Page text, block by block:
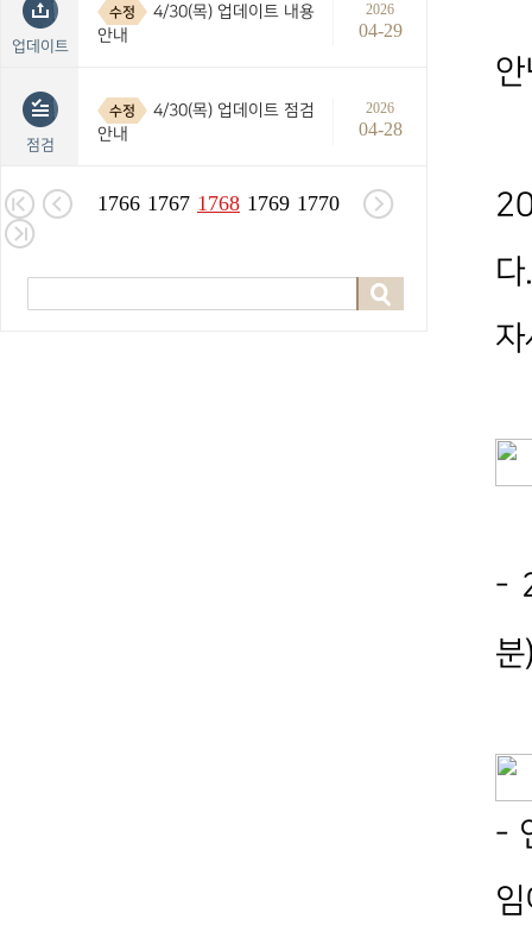
업데이트
수정
4/30(목) 업데이트 내용
안내
2026
04-29
점검
수정
4/30(목) 업데이트 점검
안내
2026
04-28
1766 1767 1768 1769 1770
다.
-
-